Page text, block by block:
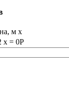
м x
x = 0Р